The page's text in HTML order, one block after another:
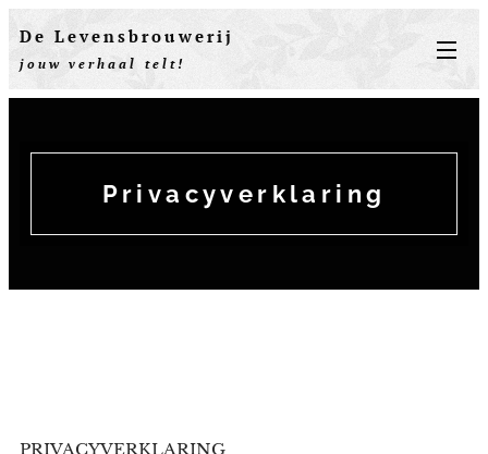
De Levensbrouwerij
jouw verhaal telt!
Privacyverklaring
PRIVACYVERKLARING